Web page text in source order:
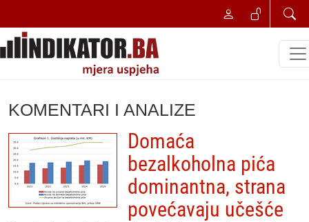
KOMENTARI I ANALIZE
Domaća
bezalkoholna pića
dominantna, strana
povećavaju učešće